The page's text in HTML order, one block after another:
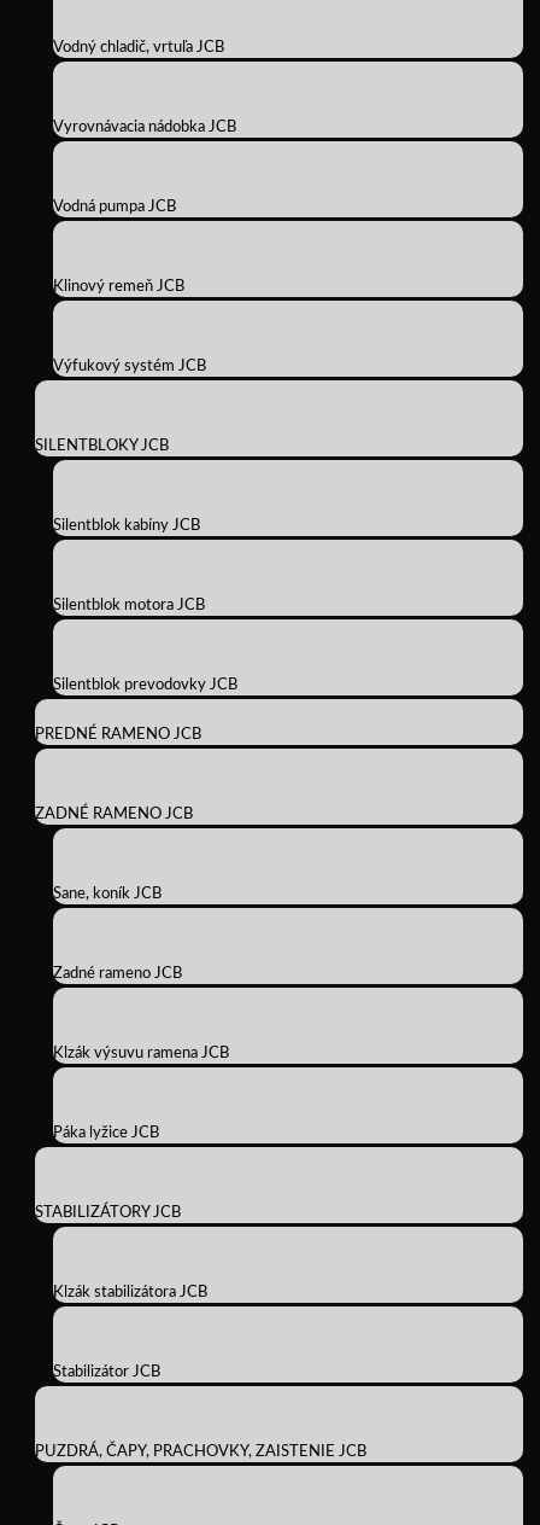
Vodný chladič, vrtuľa JCB
Vyrovnávacia nádobka JCB
Vodná pumpa JCB
Klinový remeň JCB
Výfukový systém JCB
SILENTBLOKY JCB
Silentblok kabíny JCB
Silentblok motora JCB
Silentblok prevodovky JCB
PREDNÉ RAMENO JCB
ZADNÉ RAMENO JCB
Sane, koník JCB
Zadné rameno JCB
Klzák výsuvu ramena JCB
Páka lyžice JCB
STABILIZÁTORY JCB
Klzák stabilizátora JCB
Stabilizátor JCB
PUZDRÁ, ČAPY, PRACHOVKY, ZAISTENIE JCB